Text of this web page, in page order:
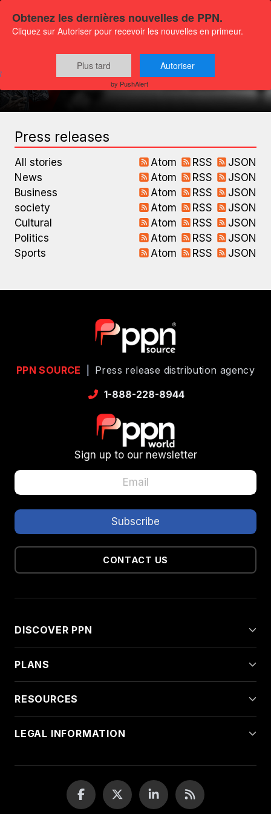
RSS feeds
Press releases
All stories Atom RSS
JSON
News
Atom RSS
JSON
Business
Atom RSS
JSON
society
Atom RSS
JSON
Cultural
Atom RSS
JSON
Politics
Atom RSS
JSON
Sports
Atom RSS JSON
PPN SOURCE
Press release distribution agency
1-888-228-8944
Sign up to our newsletter
CONTACT US
DISCOVER PPN
PLANS
RESOURCES
LEGAL INFORMATION
Obtenez les dernières nouvelles de PPN.
Cliquez sur Autoriser pour recevoir les nouvelles en primeur.
Plus tard Autoriser
by PushAlert